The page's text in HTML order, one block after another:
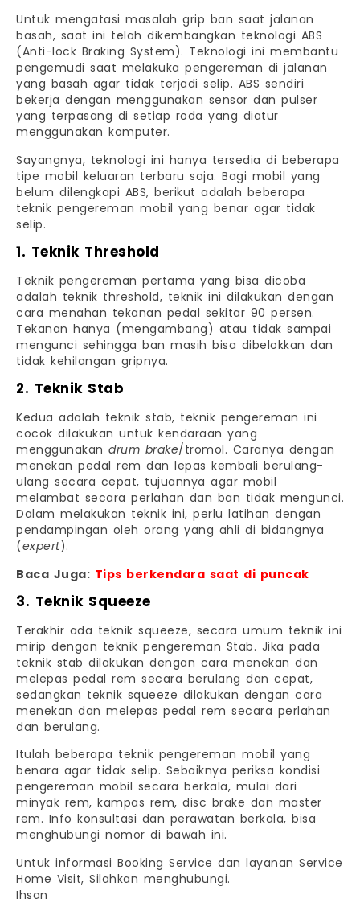
Untuk mengatasi masalah grip ban saat jalanan
basah, saat ini telah dikembangkan teknologi ABS
(Anti-lock Braking System). Teknologi ini membantu
pengemudi saat melakuka pengereman di jalanan
yang basah agar tidak terjadi selip. ABS sendiri
bekerja dengan menggunakan sensor dan pulser
yang terpasang di setiap roda yang diatur
menggunakan komputer.
Sayangnya, teknologi ini hanya tersedia di beberapa
tipe mobil keluaran terbaru saja. Bagi mobil yang
belum dilengkapi ABS, berikut adalah beberapa
teknik pengereman mobil yang benar agar tidak
selip.
1. Teknik Threshold
Teknik pengereman pertama yang bisa dicoba
adalah teknik threshold, teknik ini dilakukan dengan
cara menahan tekanan pedal sekitar 90 persen.
Tekanan hanya (mengambang) atau tidak sampai
mengunci sehingga ban masih bisa dibelokkan dan
tidak kehilangan gripnya.
2. Teknik Stab
Kedua adalah teknik stab, teknik pengereman ini
cocok dilakukan untuk kendaraan yang
menggunakan drum brake/tromol. Caranya dengan
menekan pedal rem dan lepas kembali berulang-
ulang secara cepat, tujuannya agar mobil
melambat secara perlahan dan ban tidak mengunci.
Dalam melakukan teknik ini, perlu latihan dengan
pendampingan oleh orang yang ahli di bidangnya
( expert).
Baca Juga: Tips berkendara saat di puncak
3. Teknik Squeeze
Terakhir ada teknik squeeze, secara umum teknik ini
mirip dengan teknik pengereman Stab. Jika pada
teknik stab dilakukan dengan cara menekan dan
melepas pedal rem secara berulang dan cepat,
sedangkan teknik squeeze dilakukan dengan cara
menekan dan melepas pedal rem secara perlahan
dan berulang.
Itulah beberapa teknik pengereman mobil yang
benara agar tidak selip. Sebaiknya periksa kondisi
pengereman mobil secara berkala, mulai dari
minyak rem, kampas rem, disc brake dan master
rem. Info konsultasi dan perawatan berkala, bisa
menghubungi nomor di bawah ini.
Untuk informasi Booking Service dan layanan Service
Home Visit, Silahkan menghubungi.
Ihsan